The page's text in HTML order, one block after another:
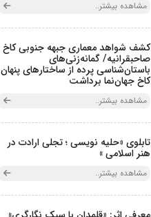
مشاهده بیشتر..
کشف شواهد معماری جبهه جنوبی کاخ
صاحبقرانیه/ گمانه‌زنی‌های
باستان‌شناسی پرده از ساختارهای پنهان
کاخ جهان‌نما برداشت
مشاهده بیشتر..
تابلوی «حلیه نویسی ؛ تجلی ارادت در
هنر اسلامی »
مشاهده بیشتر..